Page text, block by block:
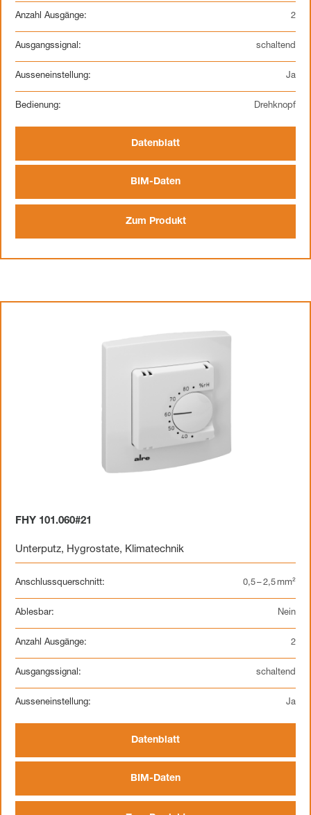
Anzahl Ausgänge: 2
Ausgangssignal: schaltend
Ausseneinstellung: Ja
Bedienung: Drehknopf
Datenblatt
BIM-Daten
Zum Produkt
FHY 101.060#21
Unterputz, Hygrostate, Klimatechnik
Anschlussquerschnitt: 0,5 – 2,5 mm²
Ablesbar: Nein
Anzahl Ausgänge: 2
Ausgangssignal: schaltend
Ausseneinstellung: Ja
Datenblatt
BIM-Daten